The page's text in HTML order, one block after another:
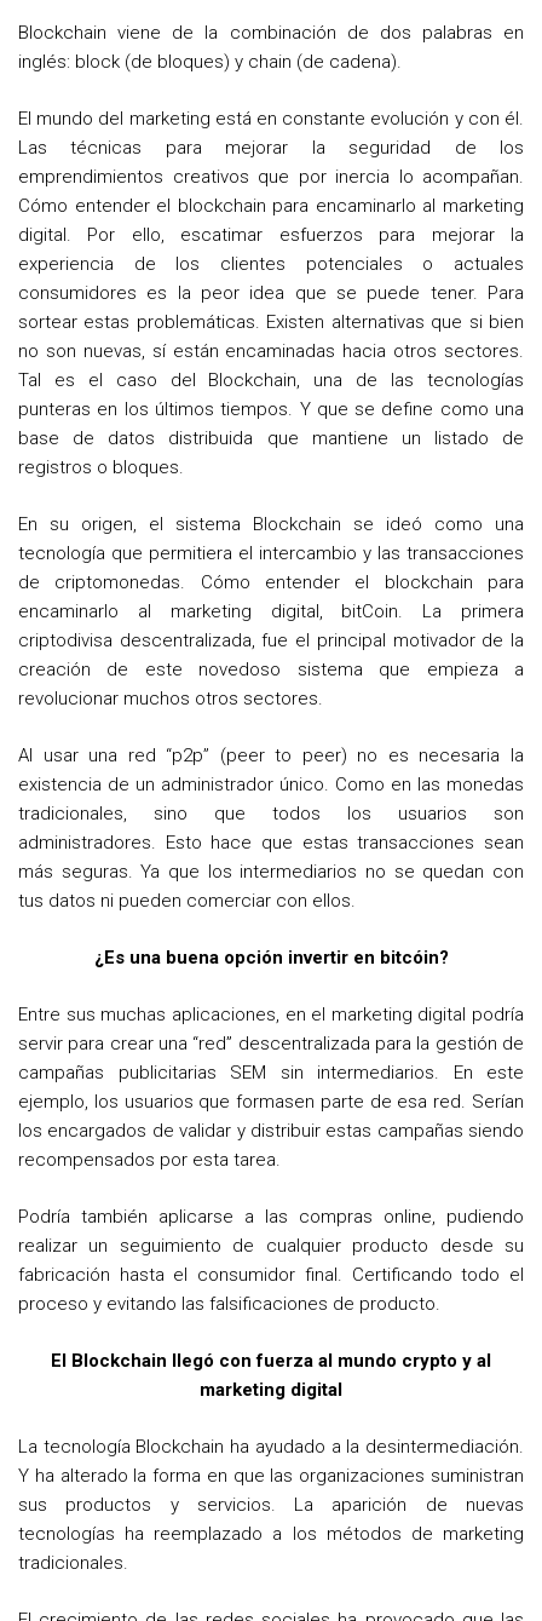
Blockchain viene de la combinación de dos palabras en
inglés: block (de bloques) y chain (de cadena).
El mundo del marketing está en constante evolución y con él.
Las técnicas para mejorar la seguridad de los
emprendimientos creativos que por inercia lo acompañan.
Cómo entender el blockchain para encaminarlo al marketing
digital. Por ello, escatimar esfuerzos para mejorar la
experiencia de los clientes potenciales o actuales
consumidores es la peor idea que se puede tener. Para
sortear estas problemáticas. Existen alternativas que si bien
no son nuevas, sí están encaminadas hacia otros sectores.
Tal es el caso del Blockchain, una de las tecnologías
punteras en los últimos tiempos. Y que se define como una
base de datos distribuida que mantiene un listado de
registros o bloques.
En su origen, el sistema Blockchain se ideó como una
tecnología que permitiera el intercambio y las transacciones
de criptomonedas. Cómo entender el blockchain para
encaminarlo al marketing digital, bitCoin. La primera
criptodivisa descentralizada, fue el principal motivador de la
creación de este novedoso sistema que empieza a
revolucionar muchos otros sectores.
Al usar una red “p2p” (peer to peer) no es necesaria la
existencia de un administrador único. Como en las monedas
tradicionales, sino que todos los usuarios son
administradores. Esto hace que estas transacciones sean
más seguras. Ya que los intermediarios no se quedan con
tus datos ni pueden comerciar con ellos.
¿Es una buena opción invertir en bitcóin?
Entre sus muchas aplicaciones, en el marketing digital podría
servir para crear una “red” descentralizada para la gestión de
campañas publicitarias SEM sin intermediarios. En este
ejemplo, los usuarios que formasen parte de esa red. Serían
los encargados de validar y distribuir estas campañas siendo
recompensados por esta tarea.
Podría también aplicarse a las compras online, pudiendo
realizar un seguimiento de cualquier producto desde su
fabricación hasta el consumidor final. Certificando todo el
proceso y evitando las falsificaciones de producto.
El Blockchain llegó con fuerza al mundo crypto y al
marketing digital
La tecnología Blockchain ha ayudado a la desintermediación.
Y ha alterado la forma en que las organizaciones suministran
sus productos y servicios. La aparición de nuevas
tecnologías ha reemplazado a los métodos de marketing
tradicionales.